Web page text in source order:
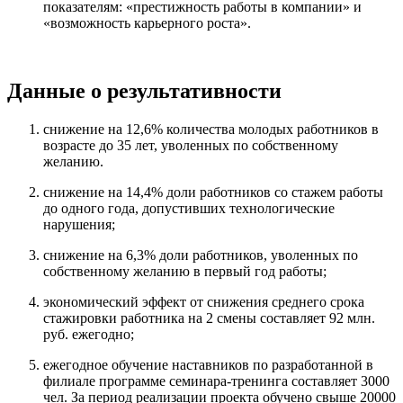
показателям: «престижность работы в компании» и
«возможность карьерного роста».
Данные о результативности
снижение на 12,6% количества молодых работников в
возрасте до 35 лет, уволенных по собственному
желанию.
снижение на 14,4% доли работников со стажем работы
до одного года, допустивших технологические
нарушения;
снижение на 6,3% доли работников, уволенных по
собственному желанию в первый год работы;
экономический эффект от снижения среднего срока
стажировки работника на 2 смены составляет 92 млн.
руб. ежегодно;
ежегодное обучение наставников по разработанной в
филиале программе семинара-тренинга составляет 3000
чел. За период реализации проекта обучено свыше 20000